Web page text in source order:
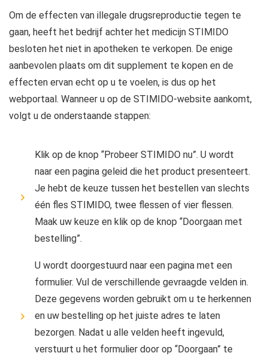
Om de effecten van illegale drugsreproductie tegen te
gaan, heeft het bedrijf achter het medicijn STIMIDO
besloten het niet in apotheken te verkopen. De enige
aanbevolen plaats om dit supplement te kopen en de
effecten ervan echt op u te voelen, is dus op het
webportaal. Wanneer u op de STIMIDO-website aankomt,
volgt u de onderstaande stappen:
Klik op de knop “Probeer STIMIDO nu”. U wordt
naar een pagina geleid die het product presenteert.
Je hebt de keuze tussen het bestellen van slechts
één fles STIMIDO, twee flessen of vier flessen.
Maak uw keuze en klik op de knop “Doorgaan met
bestelling”.
U wordt doorgestuurd naar een pagina met een
formulier. Vul de verschillende gevraagde velden in.
Deze gegevens worden gebruikt om u te herkennen
en uw bestelling op het juiste adres te laten
bezorgen. Nadat u alle velden heeft ingevuld,
verstuurt u het formulier door op “Doorgaan” te